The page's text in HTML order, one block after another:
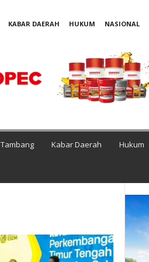
KABAR DAERAH HUKUM NASIONAL
Tambang Kabar Daerah Hukum